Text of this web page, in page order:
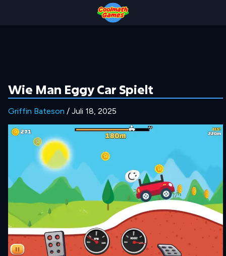
Wie Man Eggy Car Spielt
Griffin Bateson / Juli 18, 2025